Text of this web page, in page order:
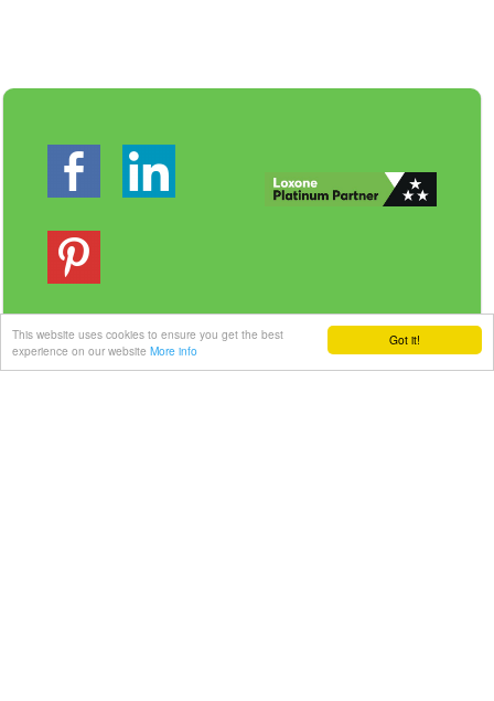
Got it!
This website uses cookies to ensure you get the best
experience on our website More info